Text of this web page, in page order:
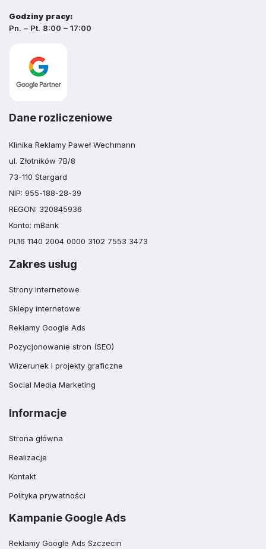
Godziny pracy:
Pn. – Pt. 8:00 – 17:00
Dane rozliczeniowe
Klinika Reklamy Paweł Wechmann
ul. Złotników 7B/8
73-110 Stargard
NIP: 955-188-28-39
REGON: 320845936
Konto: mBank
PL16 1140 2004 0000 3102 7553 3473
Zakres usług
Strony internetowe
Sklepy internetowe
Reklamy Google Ads
Pozycjonowanie stron (SEO)
Wizerunek i projekty graficzne
Social Media Marketing
Informacje
Strona główna
Realizacje
Kontakt
Polityka prywatności
Kampanie Google Ads
Reklamy Google Ads Szczecin